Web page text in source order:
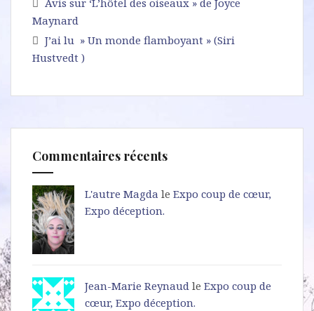
Avis sur ‘L’hôtel des oiseaux » de Joyce
Maynard
J’ai lu » Un monde flamboyant » (Siri
Hustvedt )
Commentaires récents
L'autre Magda le Expo coup de cœur,
Expo déception.
Jean-Marie Reynaud le Expo coup de
cœur, Expo déception.